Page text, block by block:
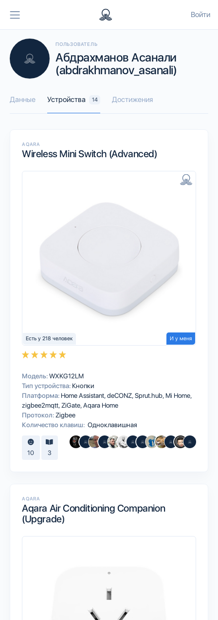
Войти
ПОЛЬЗОВАТЕЛЬ
Абдрахманов Асанали
(abdrakhmanov_asanali)
Данные Устройства 14 Достижения
AQARA
Wireless Mini Switch (Advanced)
Есть у 218 человек И у меня
Модель:WXKG12LM
Тип устройства: Кнопки
Платформа: Home AssistantdeCONZSprut.hub Mi Home
zigbee2mqtt ZiGateAqara Home
Протокол: Zigbee
Количество клавиш: Одноклавишная
10 3
AQARA
Aqara Air Conditioning Companion
(Upgrade)